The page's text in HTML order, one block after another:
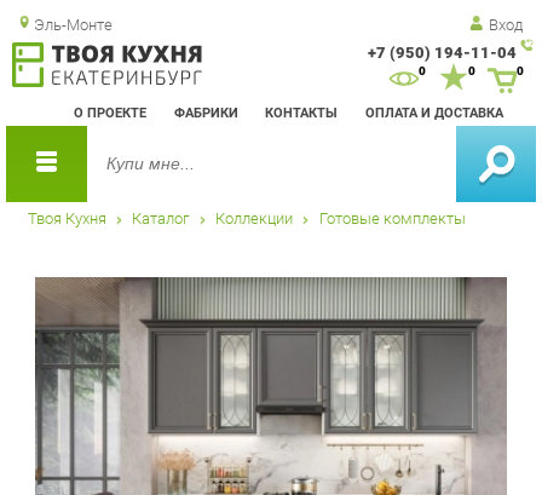
Эль-Монте Вход
+7 (950) 194-11-04
О ПРОЕКТЕ ФАБРИКИ КОНТАКТЫ ОПЛАТА И ДОСТАВКА
0 0
Твоя Кухня Каталог Коллекции Готовые комплекты